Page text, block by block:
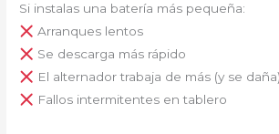
Si instalas una batería más pequeña:
Arranques lentos
Se descarga más rápido
El alternador trabaja de más (y se daña)
Fallos intermitentes en tablero